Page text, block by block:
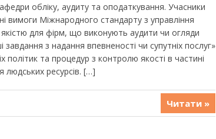
обліку, аудиту та оподаткування. Учасники
вимоги Міжнародного стандарту з управління
для фірм, що виконують аудити чи огляди
завдання з надання впевненості чи супутніх послуг»
політик та процедур з контролю якості в частині
ресурсів. […]
Читати »